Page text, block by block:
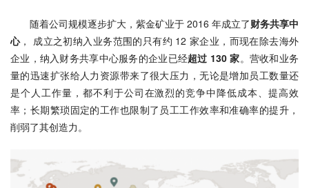
随着公司规模逐步扩大，紫金矿业于 2016 年成立了财务共享中
心， 成立之初纳入业务范围的只有约 12 家企业，而现在除去海外
企业，纳入财务共享中心服务的企业已经超过 130 家。营收和业务
量的迅速扩张给人力资源带来了很大压力，无论是增加员工数量还
是个人工作量，都不利于公司在激烈的竞争中降低成本、提高效
率；长期繁琐固定的工作也限制了员工工作效率和准确率的提升，
削弱了其创造力。